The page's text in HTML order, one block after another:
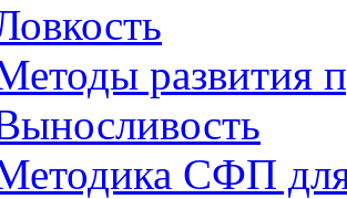
развития
СФП для